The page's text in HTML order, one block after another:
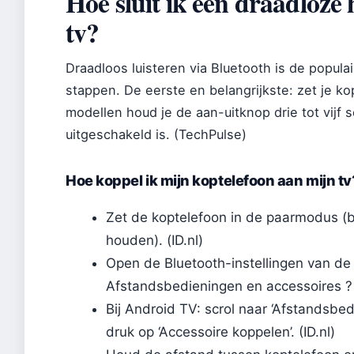
tv?
Draadloos luisteren via Bluetooth is de
stappen. De eerste en belangrijkste: zet je
modellen houd je de aan-uitknop drie tot vijf
uitgeschakeld is. (TechPulse)
Hoe koppel ik mijn koptelefoon aan mijn
Zet de koptelefoon in de paarmodus
houden). (ID.nl)
Open de Bluetooth-instellingen van
Afstandsbedieningen en accessoires
Bij Android TV: scrol naar
druk op ‘Accessoire koppelen’. (ID.nl)